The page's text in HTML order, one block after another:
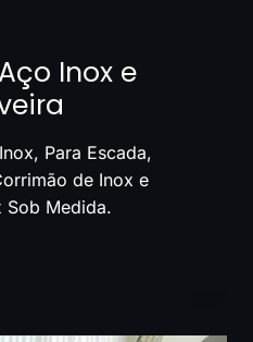
Inox e
Para Escada,
de Inox e
Sob Medida.